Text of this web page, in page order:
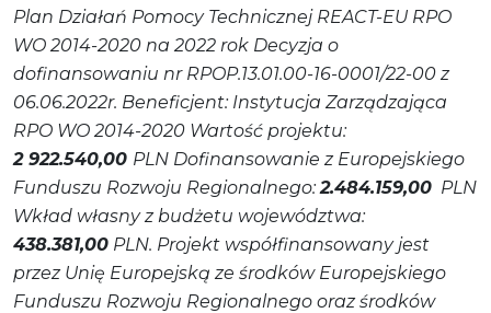
Plan Działań Pomocy Technicznej REACT-EU RPO
WO 2014-2020 na 2022 rok Decyzja o
dofinansowaniu nr RPOP.13.01.00-16-0001/22-00 z
06.06.2022r. Beneficjent: Instytucja Zarządzająca
RPO WO 2014-2020 Wartość projektu:
2 922.540,00 PLN Dofinansowanie z Europejskiego
Funduszu Rozwoju Regionalnego:2.484.159,00 PLN
Wkład własny z budżetu województwa:
438.381,00 PLN. Projekt współfinansowany jest
przez Unię Europejską ze środków Europejskiego
Funduszu Rozwoju Regionalnego oraz środków